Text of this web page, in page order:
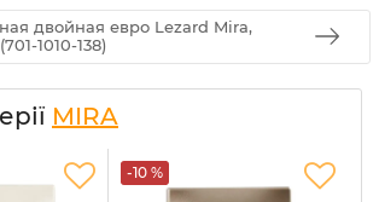
двойная евро Lezard Mira,
1010-138)
MIRA
-10 %